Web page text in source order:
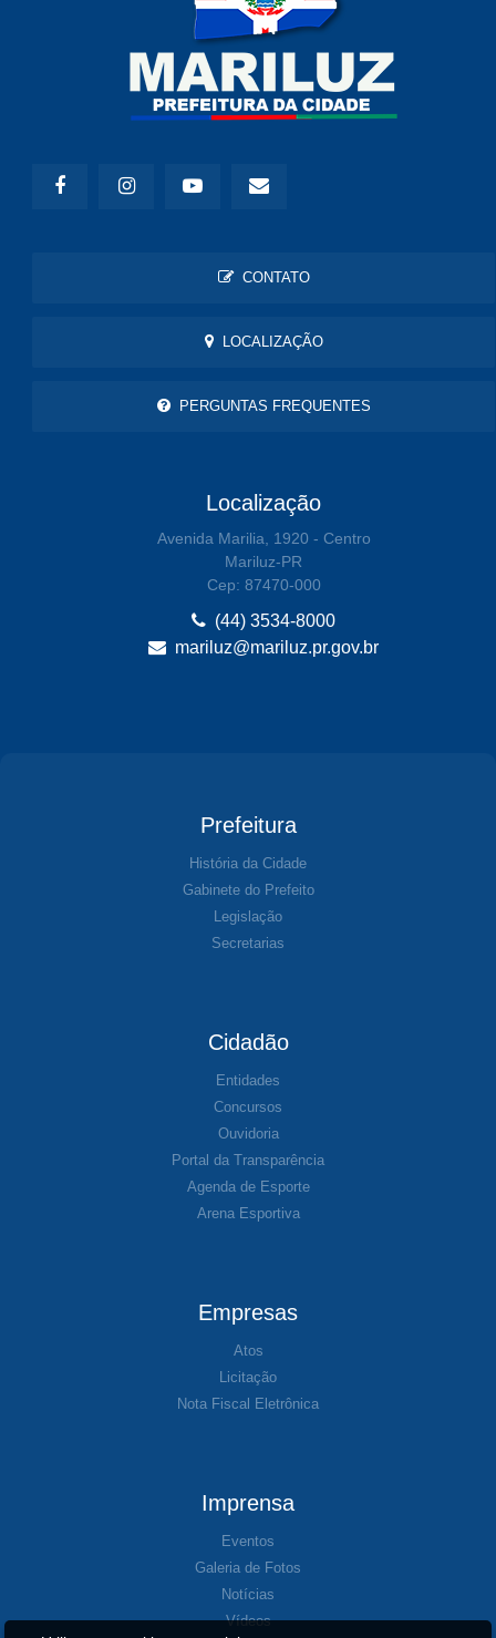
CONTATO
LOCALIZAÇÃO
PERGUNTAS FREQUENTES
Localização
Avenida Marilia, 1920 - Centro
Mariluz-PR
Cep: 87470-000
(44) 3534-8000
mariluz@mariluz.pr.gov.br
Prefeitura
História da Cidade
Gabinete do Prefeito
Legislação
Secretarias
Cidadão
Entidades
Concursos
Ouvidoria
Portal da Transparência
Agenda de Esporte
Arena Esportiva
Empresas
Atos
Licitação
Nota Fiscal Eletrônica
Imprensa
Eventos
Galeria de Fotos
Notícias
Vídeos